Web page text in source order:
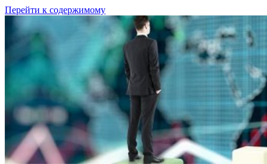
Перейти к содержимому